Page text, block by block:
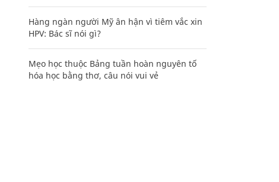
Hàng ngàn người Mỹ ân hận vì tiêm vắc xin
HPV: Bác sĩ nói gì?
Mẹo học thuộc Bảng tuần hoàn nguyên tố
hóa học bằng thơ, câu nói vui vẻ